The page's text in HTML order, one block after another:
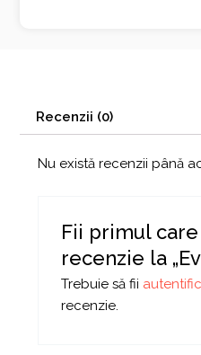
Recenzii (0)
Nu există recenzii până
Fii primul
recenzie la
Trebuie să fii
recenzie.